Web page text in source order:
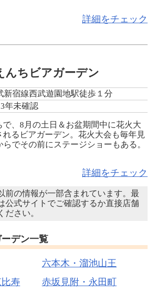
詳細をチェック
んちビアガーデン
新宿線西武遊園地駅徒歩１分
年未確認
で、8月の土日＆お盆期間中に花火大
るビアガーデン。花火大会も毎年見
でその前にステージショーもある。
詳細をチェック
前の情報が一部含まれています。最
公式サイトでご確認するか直接店舗
ださい。
デン一覧
寿
六本木・溜池山王
赤坂見附・永田町